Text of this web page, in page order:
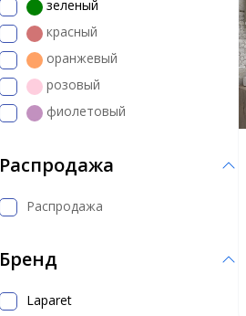
зеленый
красный
оранжевый
розовый
фиолетовый
Распродажа
Распродажа
Бренд
Laparet